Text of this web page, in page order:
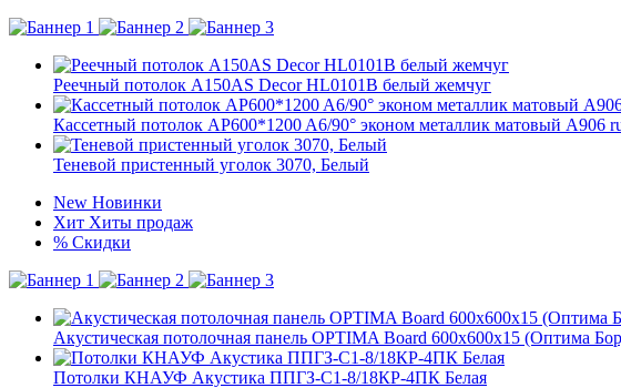
Реечный потолок A150AS Decor HL0101В белый жемчуг
Кассетный потолок AP600*1200 A6/90° эконом металлик матовый А906
Теневой пристенный уголок 3070, Белый
New Новинки
Хит Хиты продаж
% Скидки
Акустическая потолочная панель OPTIMA Board 600x600x15 (Оптима
Потолки КНАУФ Акустика ППГЗ-С1-8/18КР-4ПК Белая